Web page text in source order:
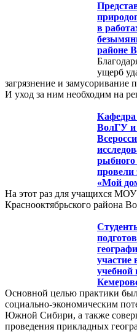
в
районе
ущерб
загрязнение и замусоривание
И уход за ним необходим на
Кафедра
ВолГУ и
рыбного
провели
«Мой
На этот раз для учащихся
Краснооктябрьского района
участие
учебной
Основной целью практики
социально-экономическим
Южной Сибири, а также
проведения прикладных